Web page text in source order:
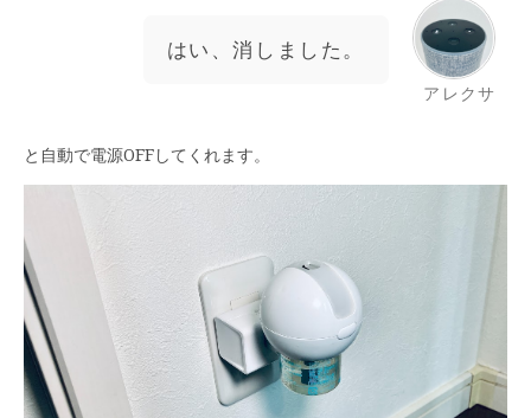
はい、消しました。
アレクサ
と自動で電源OFFしてくれます。